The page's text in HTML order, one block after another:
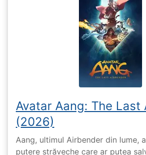
Avatar Aang: The Last
(2026)
Aang, ultimul Airbender din lume,
putere străveche care ar putea